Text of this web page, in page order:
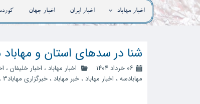
اخبار مهاباد اخبار ایران اخبار جهان
شنا در سدهای استان و
۰۶ خرداد ۱۴۰۴ اخبار مهاباد ، اخبار خلیفان ،
مهابادسه ، اخبار مهاباد ،خبر مهاباد ،خبرگزاری مهاباد3